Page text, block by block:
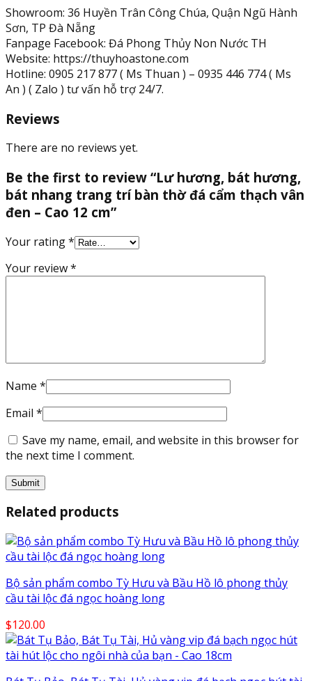
Cao
12
cm
quantity
Showroom: 36 Huyền Trân Công Chúa, Quận Ngũ Hành
Sơn, TP Đà Nẵng
Fanpage Facebook: Đá Phong Thủy Non Nước TH
Website: https://thuyhoastone.com
Hotline: 0905 217 877 ( Ms Thuan ) – 0935 446 774 ( Ms
An ) ( Zalo ) tư vấn hỗ trợ 24/7.
Reviews
There are no reviews yet.
Be the first to review “Lư hương, bát hương,
bát nhang trang trí bàn thờ đá cẩm thạch vân
đen – Cao 12 cm”
Your rating*
Your review*
Name *
Email *
Save my name, email, and website in this browser for
the next time I comment.
Related products
Bộ sản phẩm combo Tỳ Hưu và Bầu Hồ lô phong thủy
cầu tài lộc đá ngọc hoàng long
$120.00